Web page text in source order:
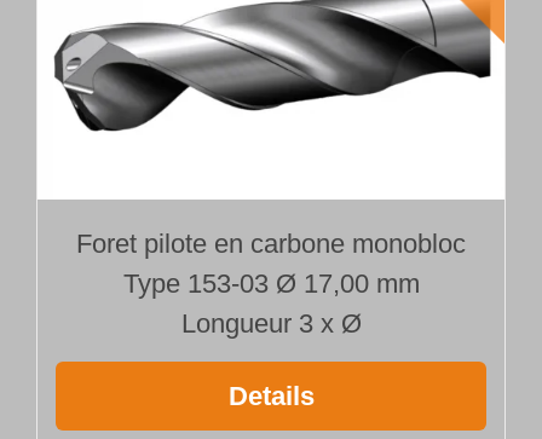
Foret pilote en carbone monobloc
Type 153-03 Ø 17,00 mm
Longueur 3 x Ø
Details